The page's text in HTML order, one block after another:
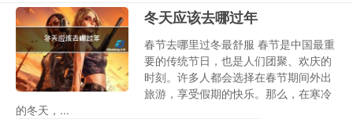
冬天应该去哪过年
春节去哪里过冬最舒服 春节是中国最重
要的传统节日，也是人们团聚、欢庆的
时刻。许多人都会选择在春节期间外出
旅游，享受假期的快乐。那么，在寒冷
的冬天，...